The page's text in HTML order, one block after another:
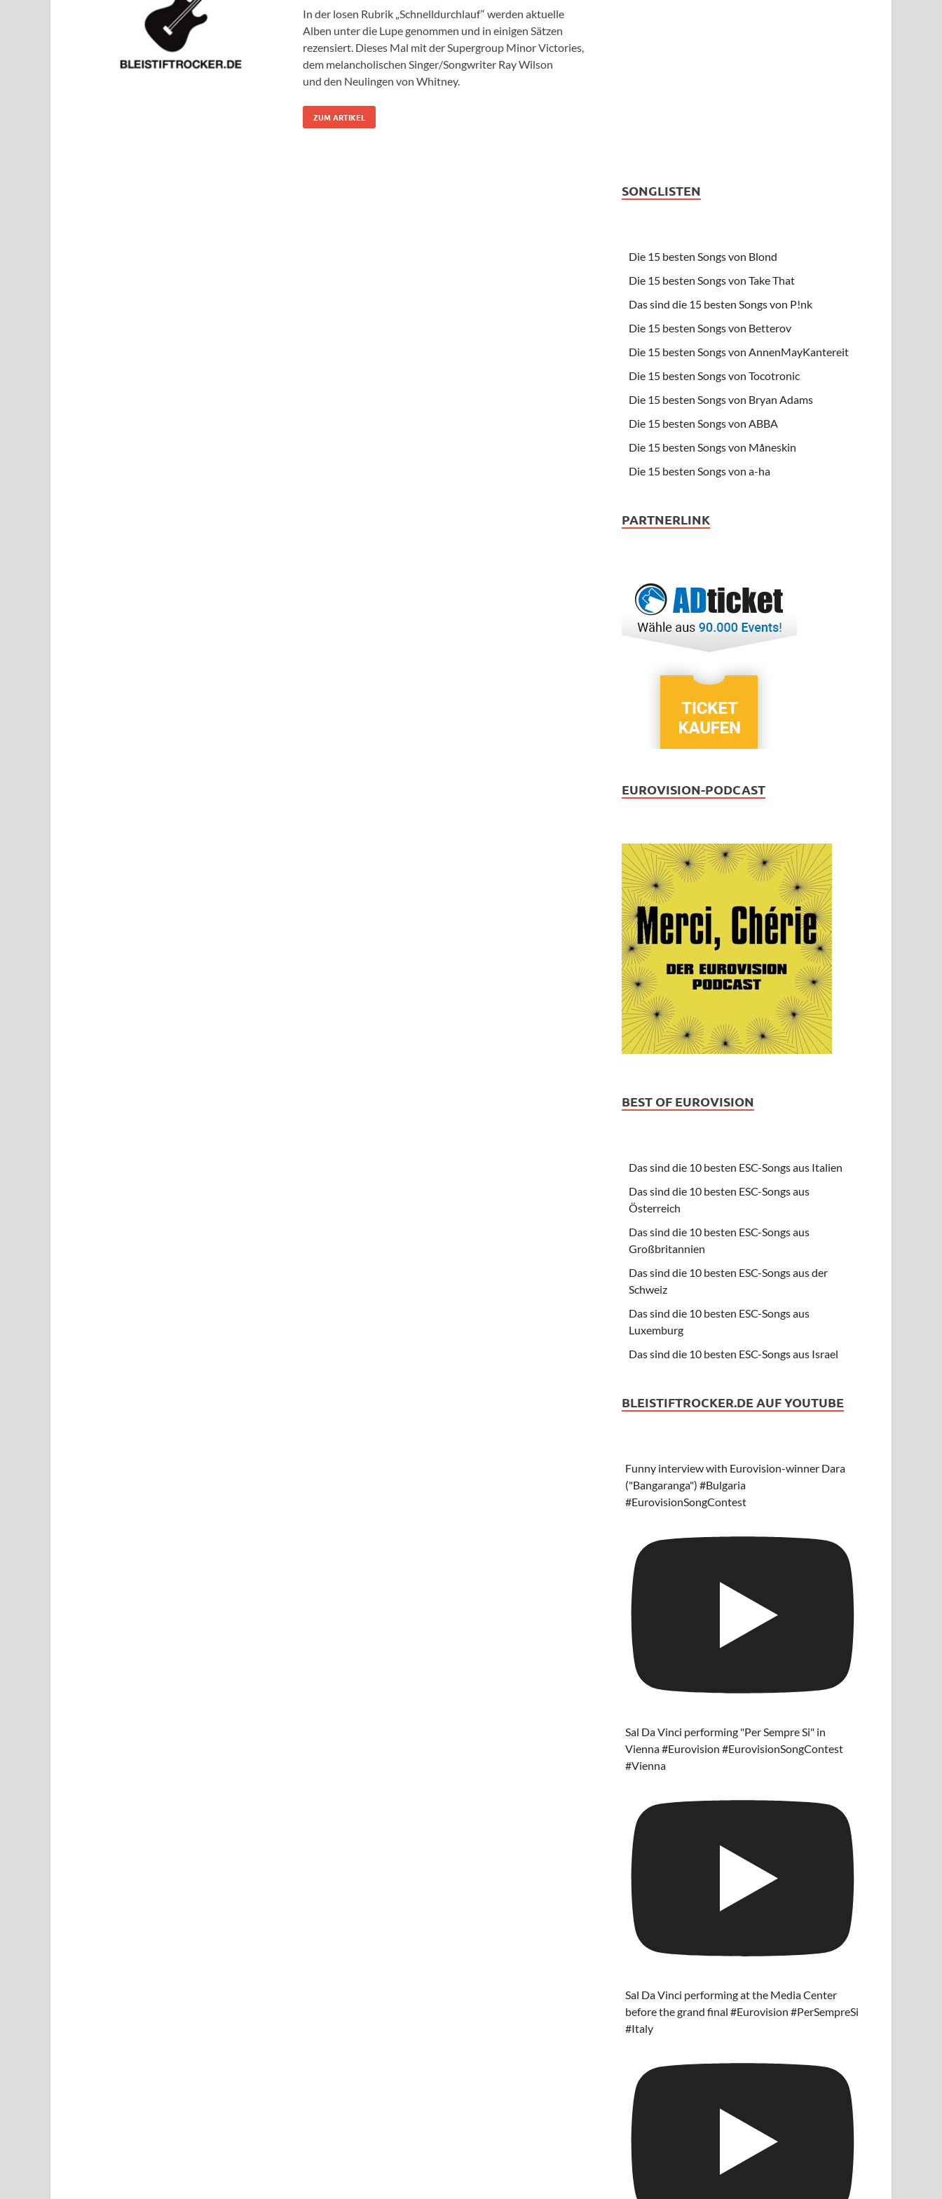
In der losen Rubrik „Schnelldurchlauf“ werden aktuelle
Alben unter die Lupe genommen und in einigen Sätzen
rezensiert. Dieses Mal mit der Supergroup Minor Victories,
dem melancholischen Singer/Songwriter Ray Wilson
und den Neulingen von Whitney.
ZUM ARTIKEL
SONGLISTEN
Die 15 besten Songs von Blond
Die 15 besten Songs von Take That
Das sind die 15 besten Songs von P!nk
Die 15 besten Songs von Betterov
Die 15 besten Songs von AnnenMayKantereit
Die 15 besten Songs von Tocotronic
Die 15 besten Songs von Bryan Adams
Die 15 besten Songs von ABBA
Die 15 besten Songs von Måneskin
Die 15 besten Songs von a-ha
PARTNERLINK
EUROVISION-PODCAST
BEST OF EUROVISION
Das sind die 10 besten ESC-Songs aus Italien
Das sind die 10 besten ESC-Songs aus
Österreich
Das sind die 10 besten ESC-Songs aus
Großbritannien
Das sind die 10 besten ESC-Songs aus der
Schweiz
Das sind die 10 besten ESC-Songs aus
Luxemburg
Das sind die 10 besten ESC-Songs aus Israel
BLEISTIFTROCKER.DE AUF YOUTUBE
Funny interview with Eurovision-winner Dara
("Bangaranga") #Bulgaria
#EurovisionSongContest
Sal Da Vinci performing "Per Sempre Si" in
Vienna #Eurovision #EurovisionSongContest
#Vienna
Sal Da Vinci performing at the Media Center
before the grand final #Eurovision #PerSempreSi
#Italy